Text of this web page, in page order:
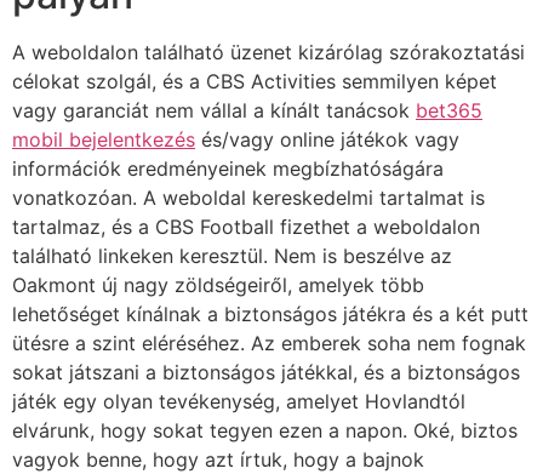
A weboldalon található üzenet kizárólag szórakoztatási
célokat szolgál, és a CBS Activities semmilyen képet
vagy garanciát nem vállal a kínált tanácsok bet365
mobil bejelentkezés és/vagy online játékok vagy
információk eredményeinek megbízhatóságára
vonatkozóan. A weboldal kereskedelmi tartalmat is
tartalmaz, és a CBS Football fizethet a weboldalon
található linkeken keresztül. Nem is beszélve az
Oakmont új nagy zöldségeiről, amelyek több
lehetőséget kínálnak a biztonságos játékra és a két putt
ütésre a szint eléréséhez. Az emberek soha nem fognak
sokat játszani a biztonságos játékkal, és a biztonságos
játék egy olyan tevékenység, amelyet Hovlandtól
elvárunk, hogy sokat tegyen ezen a napon. Oké, biztos
vagyok benne, hogy azt írtuk, hogy a bajnok